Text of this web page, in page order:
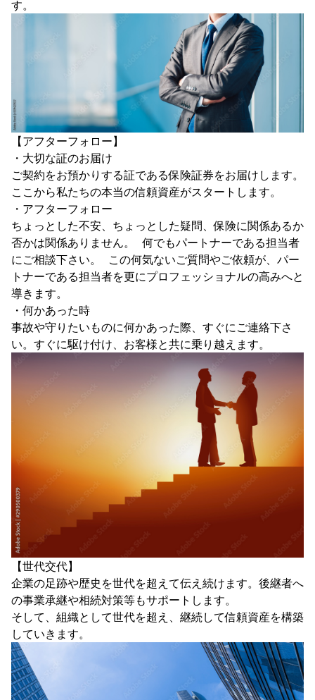
す。
【アフターフォロー】
・大切な証のお届け
ご契約をお預かりする証である保険証券をお届けします。
ここから私たちの本当の信頼資産がスタートします。
・アフターフォロー
ちょっとした不安、ちょっとした疑問、保険に関係あるか
否かは関係ありません。 何でもパートナーである担当者
にご相談下さい。 この何気ないご質問やご依頼が、パー
トナーである担当者を更にプロフェッショナルの高みへと
導きます。
・何かあった時
事故や守りたいものに何かあった際、すぐにご連絡下さ
い。すぐに駆け付け、お客様と共に乗り越えます。
【世代交代】
企業の足跡や歴史を世代を超えて伝え続けます。後継者へ
の事業承継や相続対策等もサポートします。
そして、組織として世代を超え、継続して信頼資産を構築
していきます。